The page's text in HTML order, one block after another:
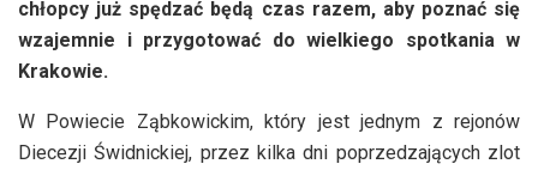
chłopcy już spędzać będą czas razem, aby poznać się
wzajemnie i przygotować do wielkiego spotkania w
Krakowie.
W Powiecie Ząbkowickim, który jest jednym z rejonów
Diecezji Świdnickiej, przez kilka dni poprzedzających zlot